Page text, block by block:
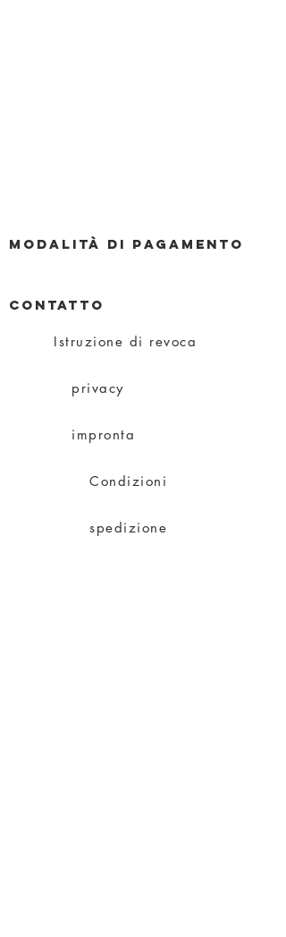
Modalità di pagamento
CONTATTO
Istruzione di revoca
privacy
impronta
Condizioni
spedizione